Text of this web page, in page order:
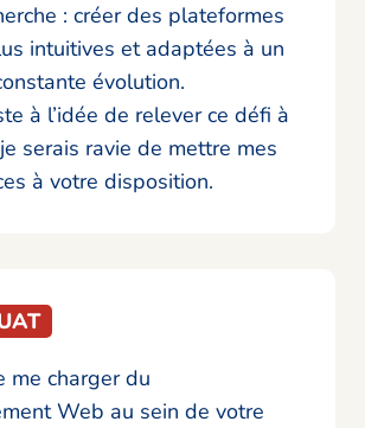
: créer des plateformes
intuitives et adaptées à un
évolution.
à l’idée de relever ce défi à
serais ravie de mettre mes
à votre disposition.
me charger du
Web au sein de votre